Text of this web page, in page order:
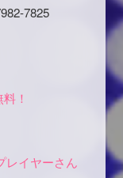
7825
！
レイヤーさん